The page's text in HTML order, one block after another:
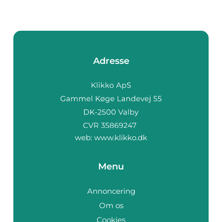
Adresse
web: www.klikko.dk
Menu
Annoncering
Om os
Cookies